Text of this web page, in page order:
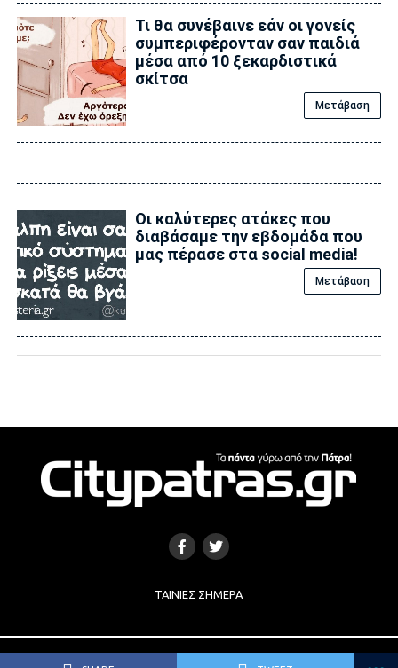
Τι θα συνέβαινε εάν οι γονείς
συμπεριφέρονταν σαν παιδιά
μέσα από 10 ξεκαρδιστικά
σκίτσα
Μετάβαση
Οι καλύτερες ατάκες που
διαβάσαμε την εβδομάδα που
μας πέρασε στα social media!
Μετάβαση
ΤΑΙΝΊΕΣ ΣΉΜΕΡΑ
Copyright © 2017 | Κατασκευή Ιστοσελίδων